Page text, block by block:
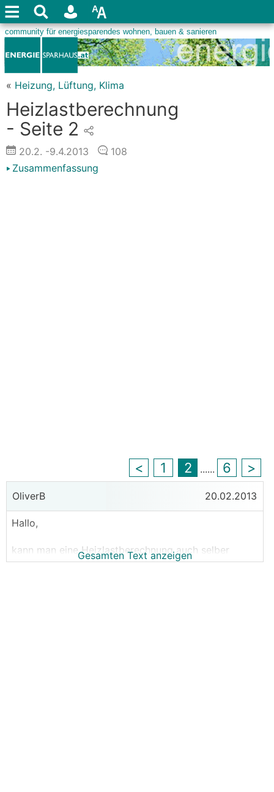
« Heizung, Lüftung, Klima
Heizlastberechnung
- Seite 2
20.2. -9.4.2013
108
Zusammenfassung
< 1 2 ...... 6 >
OliverB 20.02.2013
Hallo,
kann man eine Heizlastberechnung auch selber
machen? Geht das halbwegs einfach?
Gesamten Text anzeigen